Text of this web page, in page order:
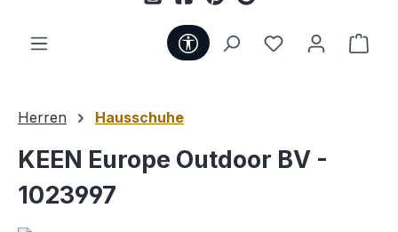
Werkzeugleiste anzeigen
Du hast 0
Herren Hausschuhe
KEEN Europe Outdoor BV -
1023997